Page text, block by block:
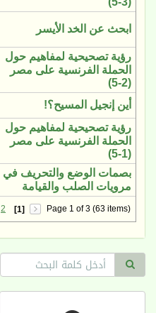
ابحث عن الخد الأيسر
رؤية تصحيحية لمفاهيم حول
الحملة الفرنسية على مصر
(2-5)
أين إنجيل المسيح؟!
رؤية تصحيحية لمفاهيم حول
الحملة الفرنسية على مصر
(1-5)
بصمات الوضع والتحريف في
مرويات الصلب والقيامة
2 [1] Page 1 of 3 (63 items)